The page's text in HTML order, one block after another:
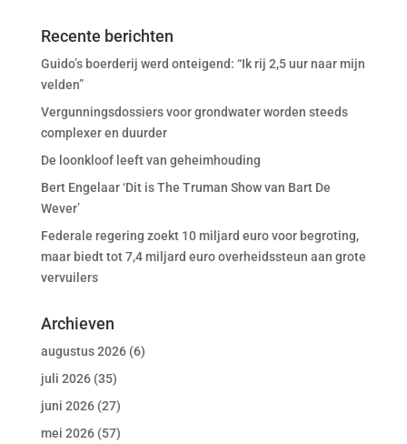
Recente berichten
Guido’s boerderij werd onteigend: “Ik rij 2,5 uur naar mijn
velden”
Vergunningsdossiers voor grondwater worden steeds
complexer en duurder
De loonkloof leeft van geheimhouding
Bert Engelaar ‘Dit is The Truman Show van Bart De
Wever’
Federale regering zoekt 10 miljard euro voor begroting,
maar biedt tot 7,4 miljard euro overheidssteun aan grote
vervuilers
Archieven
augustus 2026(6)
juli 2026(35)
juni 2026(27)
mei 2026(57)